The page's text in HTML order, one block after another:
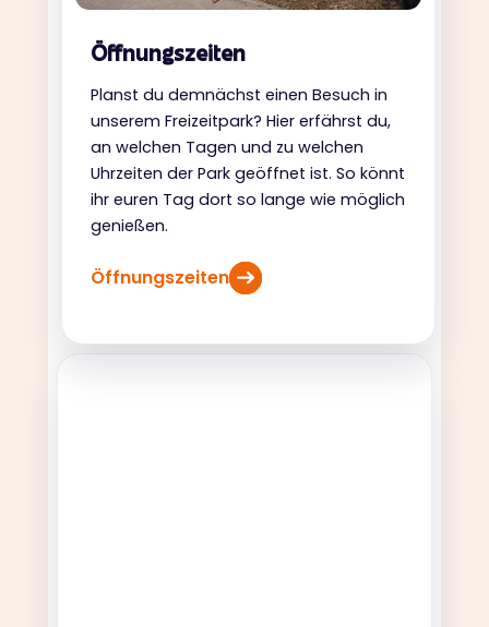
Öffnungszeiten
Planst du demnächst einen Besuch in
unserem Freizeitpark? Hier erfährst du,
an welchen Tagen und zu welchen
Uhrzeiten der Park geöffnet ist. So könnt
ihr euren Tag dort so lange wie möglich
genießen.
Öffnungszeiten